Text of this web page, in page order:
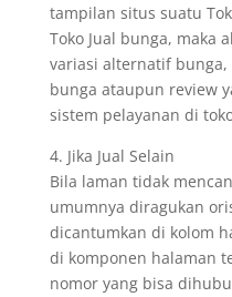
tampilan situs suatu
Toko Jual bunga, maka
variasi alternatif
bunga ataupun review
sistem pelayanan di
4. Jika Jual Selain
Bila laman tidak
umumnya diragukan
dicantumkan di kolom
di komponen halaman
nomor yang bisa